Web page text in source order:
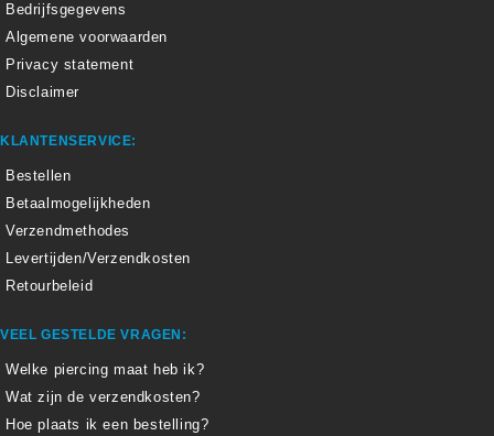
Bedrijfsgegevens
Algemene voorwaarden
Privacy statement
Disclaimer
KLANTENSERVICE:
Bestellen
Betaalmogelijkheden
Verzendmethodes
Levertijden/Verzendkosten
Retourbeleid
VEEL GESTELDE VRAGEN:
Welke piercing maat heb ik?
Wat zijn de verzendkosten?
Hoe plaats ik een bestelling?